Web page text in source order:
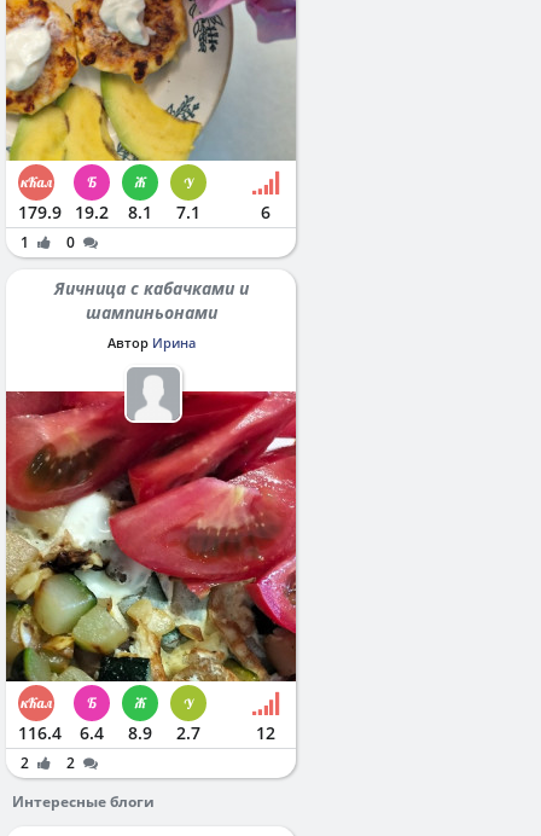
179.9 19.2 8.1 7.1 6
1 0
Яичница с кабачками и
шампиньонами
Автор Ирина
116.4 6.4 8.9 2.7 12
2
2
Интересные блоги